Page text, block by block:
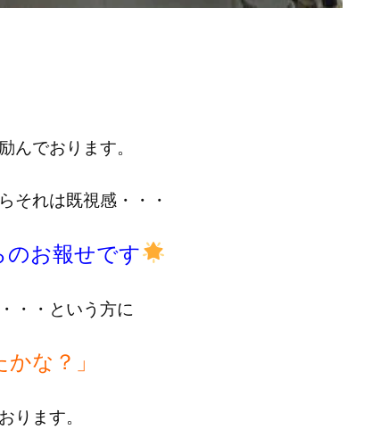
んでおります。
それは既視感・・・
のお報せです
・・という方に
な？」
ります。